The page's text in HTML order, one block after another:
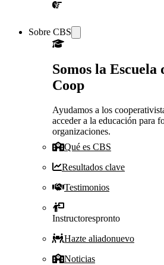
Sobre CBS
Somos la Escuela
Coop
Ayudamos a los
acceder a la educación para
organizaciones.
Qué es CBS
Resultados clave
Testimonios
Instructorespronto
Hazte aliadonuevo
Noticias